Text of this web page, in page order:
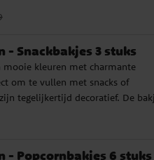
x 17,5 cm.
2,49
- Snackbakjes 3 stuks
mooie kleuren met charmante
om te vullen met snacks of
tegelijkertijd decoratief. De
- Popcornbakjes 6 stuks